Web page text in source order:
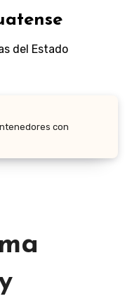
del Estado
con